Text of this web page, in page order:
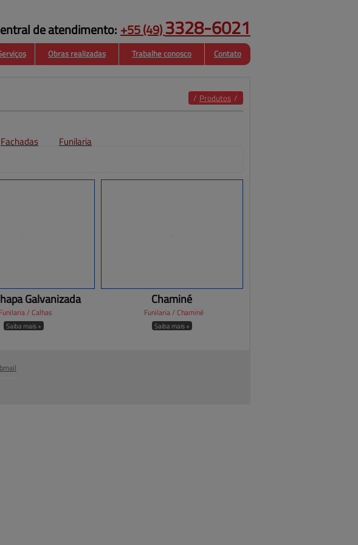
de atendimento: +55(49) 3328-6021
Obras realizadas Trabalhe conosco Contato
/ Produtos /
Fachadas
Funilaria
Galvanizada
Funilaria / Calhas
Saiba mais +
Chaminé
Funilaria / Chaminé
Saiba mais +